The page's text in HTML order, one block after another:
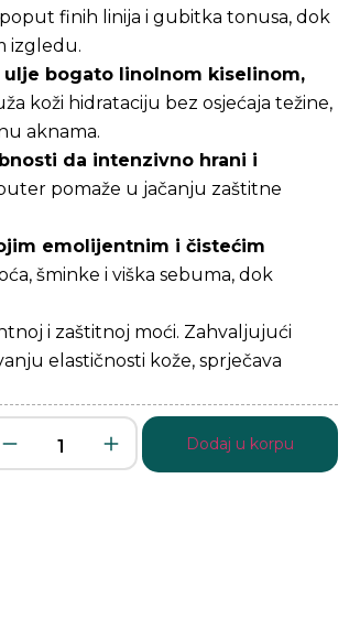
finih linija i gubitka tonusa, dok
izgledu.
bogato linolnom kiselinom,
koži hidrataciju bez osjećaja težine,
aknama.
da intenzivno hrani i
pomaže u jačanju zaštitne
emolijentnim i čistećim
šminke i viška sebuma, dok
i zaštitnoj moći. Zahvaljujući
elastičnosti kože, sprječava
Dodaj u korpu